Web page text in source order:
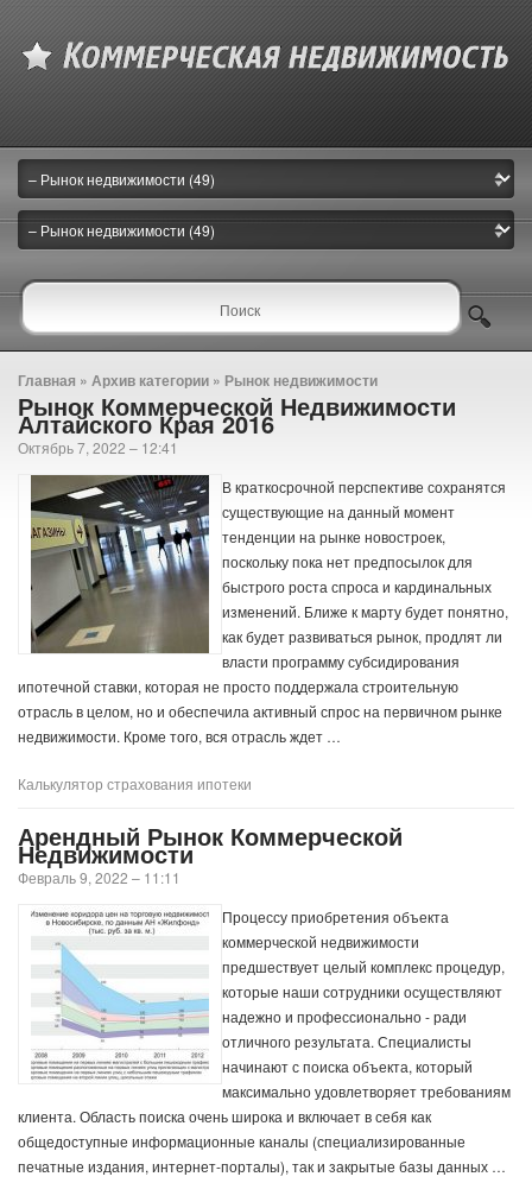
Главная » Архив категории » Рынок недвижимости
Рынок Коммерческой Недвижимости
Алтайского Края 2016
Октябрь 7, 2022 – 12:41
В краткосрочной перспективе сохранятся
существующие на данный момент
тенденции на рынке новостроек,
поскольку пока нет предпосылок для
быстрого роста спроса и кардинальных
изменений. Ближе к марту будет понятно,
как будет развиваться рынок, продлят ли
власти программу субсидирования
ипотечной ставки, которая не просто поддержала строительную
отрасль в целом, но и обеспечила активный спрос на первичном рынке
недвижимости. Кроме того, вся отрасль ждет …
Калькулятор страхования ипотеки
Арендный Рынок Коммерческой
Недвижимости
Февраль 9, 2022 – 11:11
Процессу приобретения объекта
коммерческой недвижимости
предшествует целый комплекс процедур,
которые наши сотрудники осуществляют
надежно и профессионально - ради
отличного результата. Специалисты
начинают с поиска объекта, который
максимально удовлетворяет требованиям
клиента. Область поиска очень широка и включает в себя как
общедоступные информационные каналы (специализированные
печатные издания, интернет-порталы), так и закрытые базы данных …